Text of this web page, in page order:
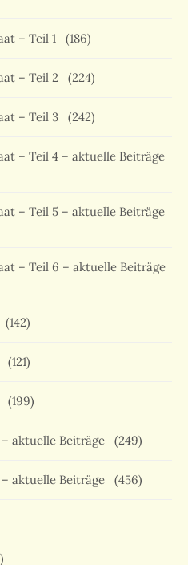
– Teil 1 (186)
– Teil 2 (224)
– Teil 3 (242)
– Teil 4 – aktuelle Beiträge
– Teil 5 – aktuelle Beiträge
– Teil 6 – aktuelle Beiträge
(142)
(121)
(199)
aktuelle Beiträge (249)
aktuelle Beiträge (456)